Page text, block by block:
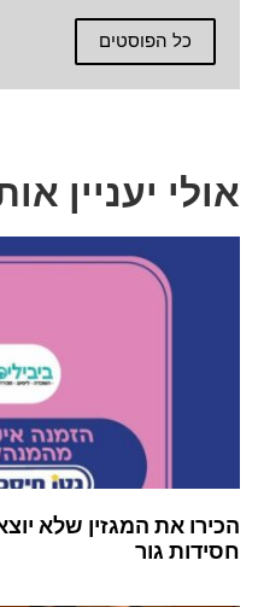
כל הפוסטים
אולי יעניין
הכירו את המגזין שלא
חסידות גור